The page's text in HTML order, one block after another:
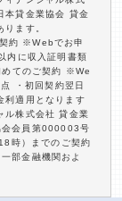
本貸金業協会 貸金
ます。
約 ※Webでお申
内に収入証明書類
てのご契約 ※We
・初回契約翌日
利適用となります
ル株式会社 貸金業
会員第000003号
時）までのご契約
部金融機関およ